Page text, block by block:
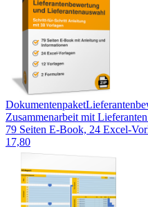
Dokumentenpaket
Zusammenarbeit mit
79 Seiten E-Book, 24 Excel-
17,80